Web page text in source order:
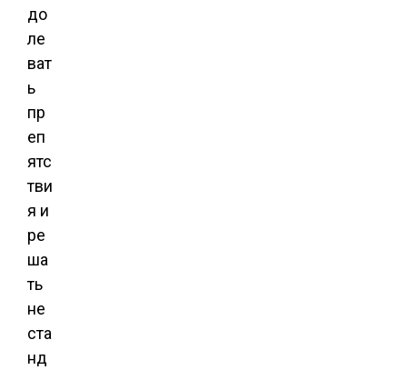
до
ле
ват
ь
пр
еп
ятс
тви
я и
ре
ша
ть
не
ста
нд